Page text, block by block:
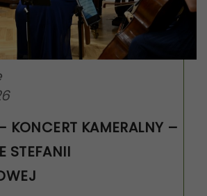
KONCERT KAMERALNY –
STEFANII